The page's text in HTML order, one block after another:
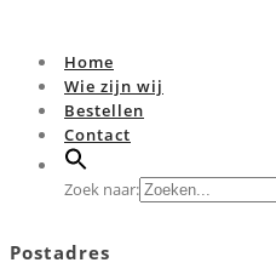
Home
Wie zijn wij
Bestellen
Contact
Zoek naar:
Postadres